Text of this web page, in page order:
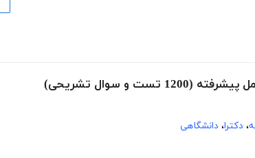
و سوال تشریحی)
، دکترا، دانشگاهی